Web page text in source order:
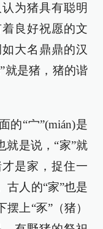
为猪具有聪明
良好祝愿的文
大名鼎鼎的汉
就是猪，猪的谐
的“宀”(mián)是
就是说，“家”就
是家，捉住一
古人的“家”也是
上“豕”（猪）